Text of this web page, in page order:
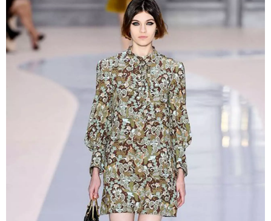
DIETA
GUIDE